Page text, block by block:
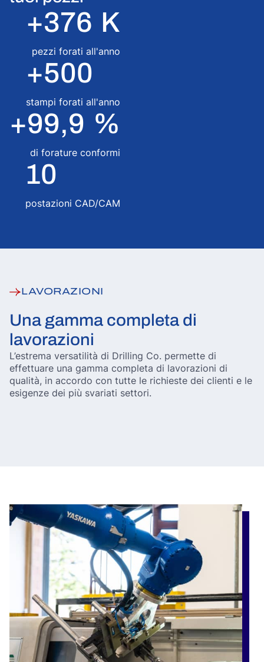
+376 K
pezzi forati all'anno
+500
stampi forati all'anno
+99,9 %
di forature conformi
10
postazioni CAD/CAM
LAVORAZIONI
Una gamma completa di
lavorazioni
L’estrema versatilità di Drilling Co. permette di
effettuare una gamma completa di lavorazioni di
qualità, in accordo con tutte le richieste dei clienti e le
esigenze dei più svariati settori.